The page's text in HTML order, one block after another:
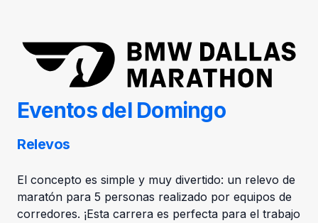
Eventos del Domingo
Relevos
El concepto es simple y muy divertido: un relevo de
maratón para 5 personas realizado por equipos de
corredores. ¡Esta carrera es perfecta para el trabajo